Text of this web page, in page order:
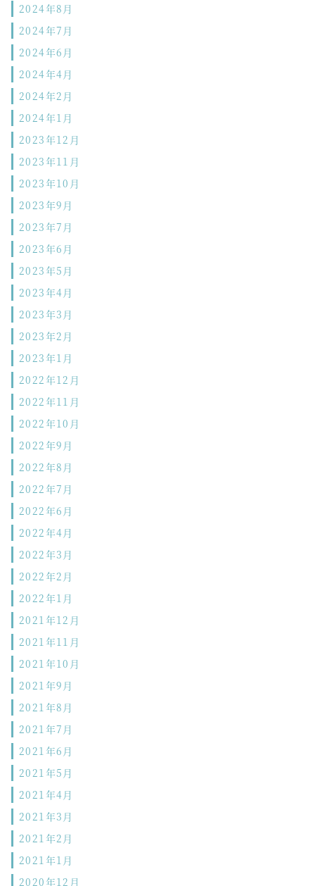
2024年8月
2024年7月
2024年6月
2024年4月
2024年2月
2024年1月
2023年12月
2023年11月
2023年10月
2023年9月
2023年7月
2023年6月
2023年5月
2023年4月
2023年3月
2023年2月
2023年1月
2022年12月
2022年11月
2022年10月
2022年9月
2022年8月
2022年7月
2022年6月
2022年4月
2022年3月
2022年2月
2022年1月
2021年12月
2021年11月
2021年10月
2021年9月
2021年8月
2021年7月
2021年6月
2021年5月
2021年4月
2021年3月
2021年2月
2021年1月
2020年12月